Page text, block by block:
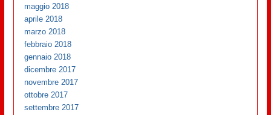
maggio 2018
aprile 2018
marzo 2018
febbraio 2018
gennaio 2018
dicembre 2017
novembre 2017
ottobre 2017
settembre 2017